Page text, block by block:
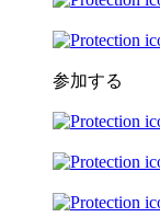
参加する